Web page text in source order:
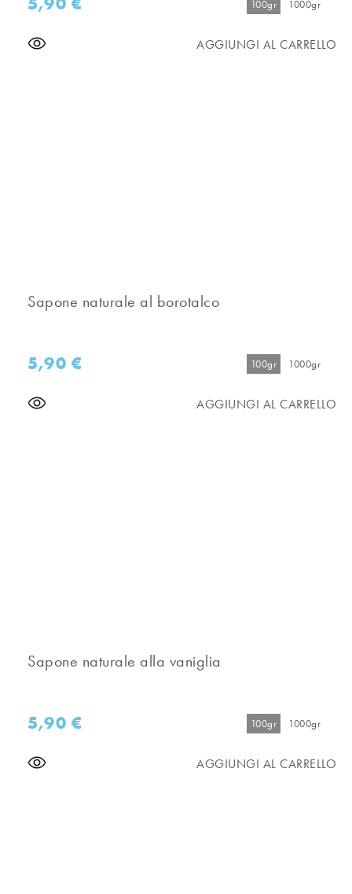
100gr 1000gr
AGGIUNGI AL CARRELLO
Sapone naturale al borotalco
5,90€ 100gr 1000gr
AGGIUNGI AL CARRELLO
Sapone naturale alla vaniglia
5,90€ 100gr 1000gr
AGGIUNGI AL CARRELLO